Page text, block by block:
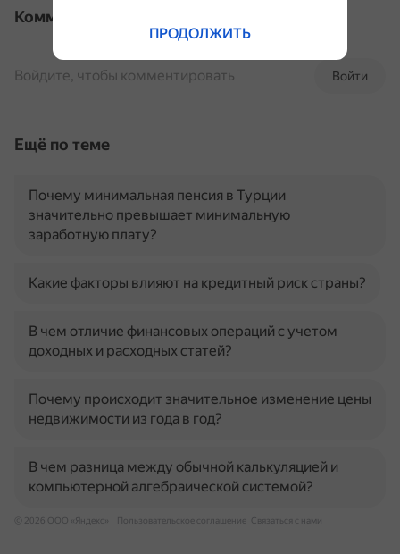
Комментарии
Войти
Войдите, чтобы комментировать
Ещё по теме
Почему минимальная пенсия в Турции
значительно превышает минимальную
заработную плату?
Какие факторы влияют на кредитный риск страны?
В чем отличие финансовых операций с учетом
доходных и расходных статей?
Почему происходит значительное изменение цены
недвижимости из года в год?
В чем разница между обычной калькуляцией и
компьютерной алгебраической системой?
© 2026 ООО «Яндекс» Пользовательское соглашение Связаться с нами
ПРОДОЛЖИТЬ